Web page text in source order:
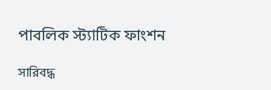
পাবলিক স্ট্যাটিক ফাংশন
সারিবদ্ধ